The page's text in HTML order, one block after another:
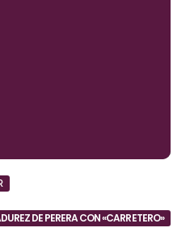
DE PERERA CON «CARRETERO»